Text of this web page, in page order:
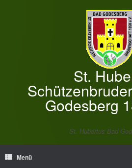
St.
Godesberg
St. Hubertus Bad
Menü